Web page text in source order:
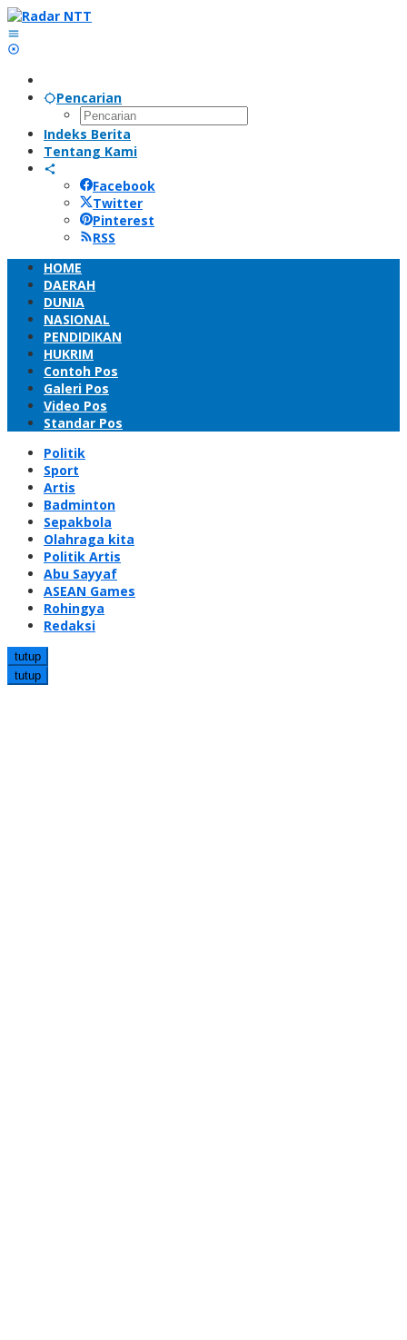
Lewati
ke
konten
Pencarian
Indeks Berita
Tentang Kami
Facebook
Twitter
Pinterest
RSS
HOME
DAERAH
DUNIA
NASIONAL
PENDIDIKAN
HUKRIM
Contoh Pos
Galeri Pos
Video Pos
Standar Pos
Politik
Sport
Artis
Badminton
Sepakbola
Olahraga kita
Politik Artis
Abu Sayyaf
ASEAN Games
Rohingya
Redaksi
tutup
tutup